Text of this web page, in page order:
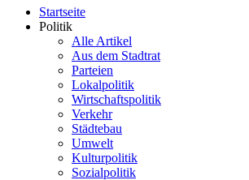
navigationStartseite
Politik
Alle Artikel
Aus dem Stadtrat
Parteien
Lokalpolitik
Wirtschaftspolitik
Verkehr
Städtebau
Umwelt
Kulturpolitik
Sozialpolitik